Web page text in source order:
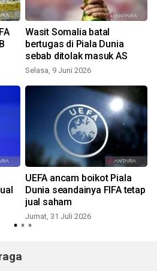
Wasit Somalia batal
bertugas di Piala Dunia
sebab ditolak masuk AS
Selasa, 9 Juni 2026
UEFA ancam boikot Piala
Dunia seandainya FIFA tetap
jual saham
Jumat, 31 Juli 2026